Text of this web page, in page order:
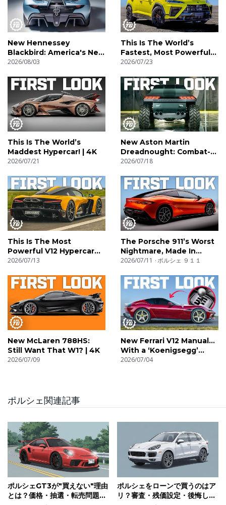
New Hennessey
Blackbird: America's New
Hypercar! | 4K
2026/08/03
This Is The World’s
Fastest, Most Powerful
SUV! | 4K
2026/07/23
This Is The World’s
Maddest Hypercar! | 4K
2026/07/21
New Aston Martin
Dreadnought: Combat-
Ready V12 Supertruck! |
2026/07/18
This Is The Most
Powerful V12 Hypercar
Ever! | 4K
2026/07/13
The Porsche 911’s Worst
Nightmare, Made In
China! | 4K
2026/07/11 ポルシェ ９１１
New McLaren 788HS:
Still Want That W1? | 4K
2026/07/09
New Ferrari V12 Manual…
With a ‘Koenigsegg’
Gearbox! | 4K
2026/07/04
ポルシェ関連記事
ポルシェGT3が"買えない"理由
とは？価格・抽選・転売問題に
ポルシェをローンで買うのはア
リ？審査・残価設定・後悔しな